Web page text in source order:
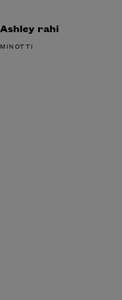
Ashley rahi
MINOTTI